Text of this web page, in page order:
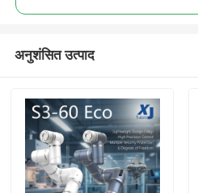
अनुशंसित उत्पाद